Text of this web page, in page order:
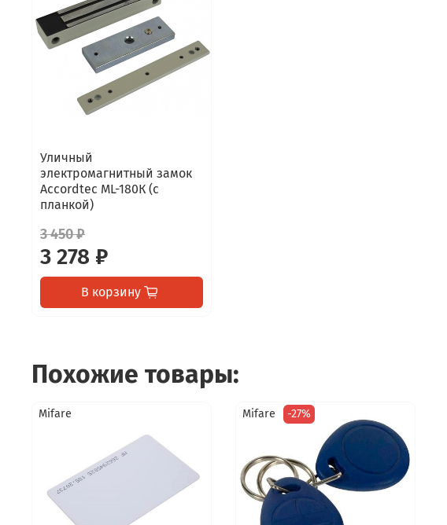
Уличный
электромагнитный замок
Accordtec ML-180К (с
планкой)
3 450 ₽
3 278 ₽
В корзину
Похожие товары:
Mifare Mifare -27%